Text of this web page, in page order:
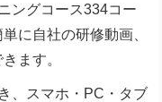
ングコース334コー
に自社の研修動画、
ます。
、スマホ・PC・タブ